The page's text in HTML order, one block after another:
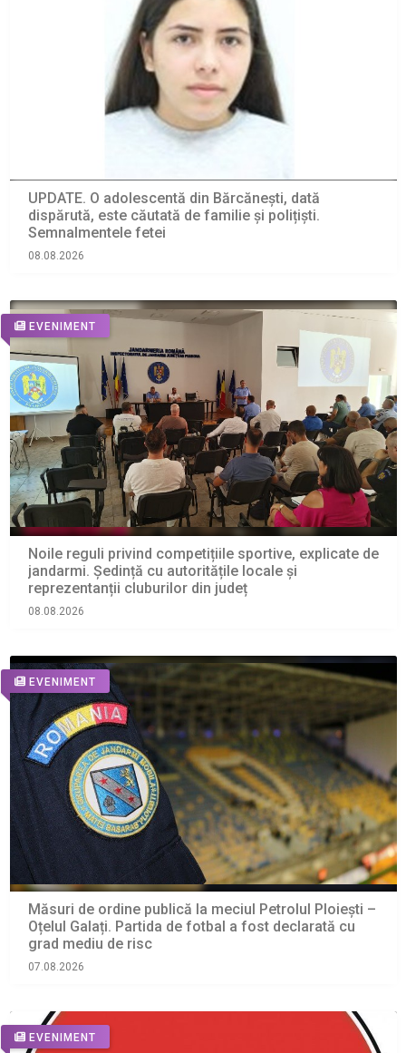
UPDATE. O adolescentă din Bărcănești, dată
dispărută, este căutată de familie și polițiști.
Semnalmentele fetei
08.08.2026
EVENIMENT
Noile reguli privind competițiile sportive, explicate de
jandarmi. Ședință cu autoritățile locale și
reprezentanții cluburilor din județ
08.08.2026
EVENIMENT
Măsuri de ordine publică la meciul Petrolul Ploiești –
Oțelul Galați. Partida de fotbal a fost declarată cu
grad mediu de risc
07.08.2026
EVENIMENT